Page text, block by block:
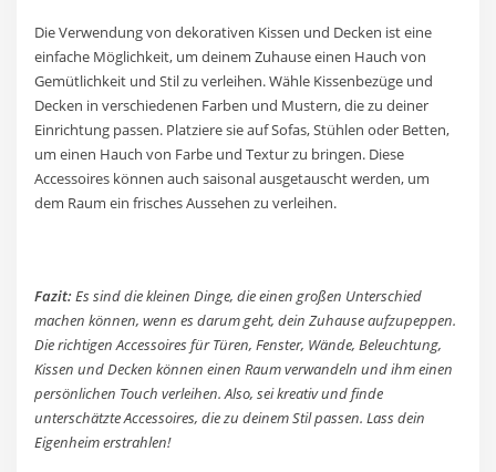
Die Verwendung von dekorativen Kissen und Decken ist eine
einfache Möglichkeit, um deinem Zuhause einen Hauch von
Gemütlichkeit und Stil zu verleihen. Wähle Kissenbezüge und
Decken in verschiedenen Farben und Mustern, die zu deiner
Einrichtung passen. Platziere sie auf Sofas, Stühlen oder Betten,
um einen Hauch von Farbe und Textur zu bringen. Diese
Accessoires können auch saisonal ausgetauscht werden, um
dem Raum ein frisches Aussehen zu verleihen.
Fazit: Es sind die kleinen Dinge, die einen großen Unterschied
machen können, wenn es darum geht, dein Zuhause aufzupeppen.
Die richtigen Accessoires für Türen, Fenster, Wände, Beleuchtung,
Kissen und Decken können einen Raum verwandeln und ihm einen
persönlichen Touch verleihen. Also, sei kreativ und finde
unterschätzte Accessoires, die zu deinem Stil passen. Lass dein
Eigenheim erstrahlen!